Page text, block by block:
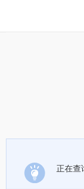
正在查